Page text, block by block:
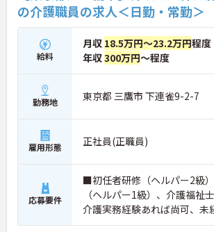
の介護職員の求人＜日勤・常勤＞
給料
月収 18.5万円～23.2万円程
年収300万円～程度
勤務地 東京都 三鷹市 下連雀9-2-7
雇用形態 正社員(正職員)
応募要件
■初任者研修（ヘルパー2級
（ヘルパー1級）、介護福祉
介護実務経験あれば尚可、未
■普通自動車運転免許（AT限